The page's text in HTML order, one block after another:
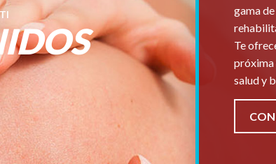
gama
Te
próxima
salud y